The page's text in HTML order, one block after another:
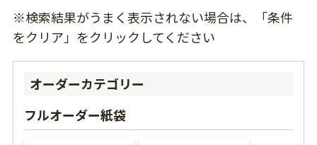
※検索結果がうまく表示されない場合は、「条件
をクリア」をクリックしてください
オーダーカテゴリー
フルオーダー紙袋